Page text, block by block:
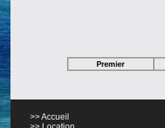
Premier
>> Accueil